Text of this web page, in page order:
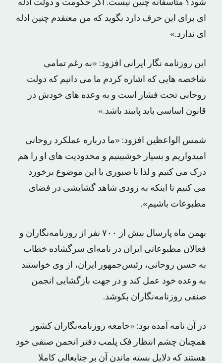
شود؟ متاسفانه چنین نیست. اگر حکومت و دولت ادله
ای برای این حرف دارد بگوید که من معتقدم چنین ادله
ای ندارد.»
این روزنامه نگار ایرانی افزود: «به رغم تمامی
شاخصه هایی که اشاره کردم ما می دانیم که دولت
روحانی تحت فشار است و به وعده های خودش در
قانون اساسی باید پایبند باشد.»
شمس الواعظین افزود: «ما درباره عملکرد روحانی
امیدواریم و بسیار خوشبینیم و محدودیت های او را هم
درک می کنیم و لذا با صبوری با این موضوع برخورد
می کنیم تا اینکه به زودی شاهد گشایشی در فضای
مطبوعات باشیم».
بهمن ماه پارسال بیش از ۷۰۰ نفر از روزنامه‌نگاران و
فعالان مطبوعاتی ایران در نامه‌ای سرگشاده خطاب
به حسن روحانی، رئیس‌جمهور ایران، از وی خواستند
به وعده خود عمل کند و در جهت بازگشایی انجمن
صنفی روزنامه‌نگاران بکوشد.
در آن نامه آمده بود: «جامعه روزنامه‌نگاران کشور
همچنان چشم انتظار فک پلمب دفتر انجمن صنفی خود
هستند که دلایل بسته ماندن آن بر جنابعالی کاملا